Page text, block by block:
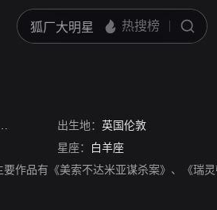
出生地： 英国伦敦
星座：
白羊座
作品有《美索不达米亚谋杀案》、《瑞灵